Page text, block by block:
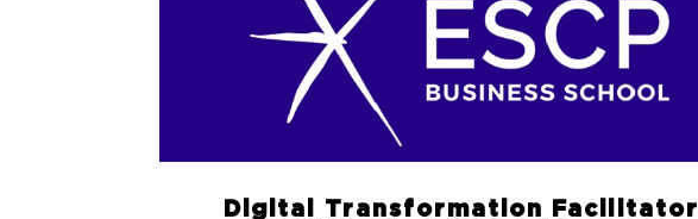
Digital Transformation Facilitator